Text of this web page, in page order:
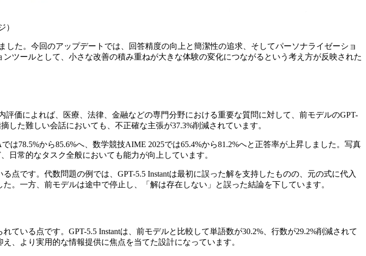
）
した。今回のアップデートでは、回答精度の向上と簡潔性の追求、そしてパーソナライゼーショ
ツールとして、小さな改善の積み重ねが大きな体験の変化につながるという考え方が反映された
価によれば、医療、法律、金融などの専門分野における重要な質問に対して、前モデルのGPT-
した難しい会話においても、不正確な主張が37.3%削減されています。
78.5%から85.6%へ、数学競技AIME 2025では65.4%から81.2%へと正答率が上昇しました。写真
日常的なタスク全般においても能力が向上しています。
です。代数問題の例では、GPT-5.5 Instantは最初に誤った解を支持したものの、元の式に代入
。一方、前モデルは途中で停止し、「解は存在しない」と誤った結論を下しています。
いる点です。GPT-5.5 Instantは、前モデルと比較して単語数が30.2%、行数が29.2%削減されて
、より実用的な情報提供に焦点を当てた設計になっています。